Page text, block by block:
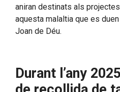
aniran destinats als
aquesta malaltia que es
Joan de Déu.
Durant l’any